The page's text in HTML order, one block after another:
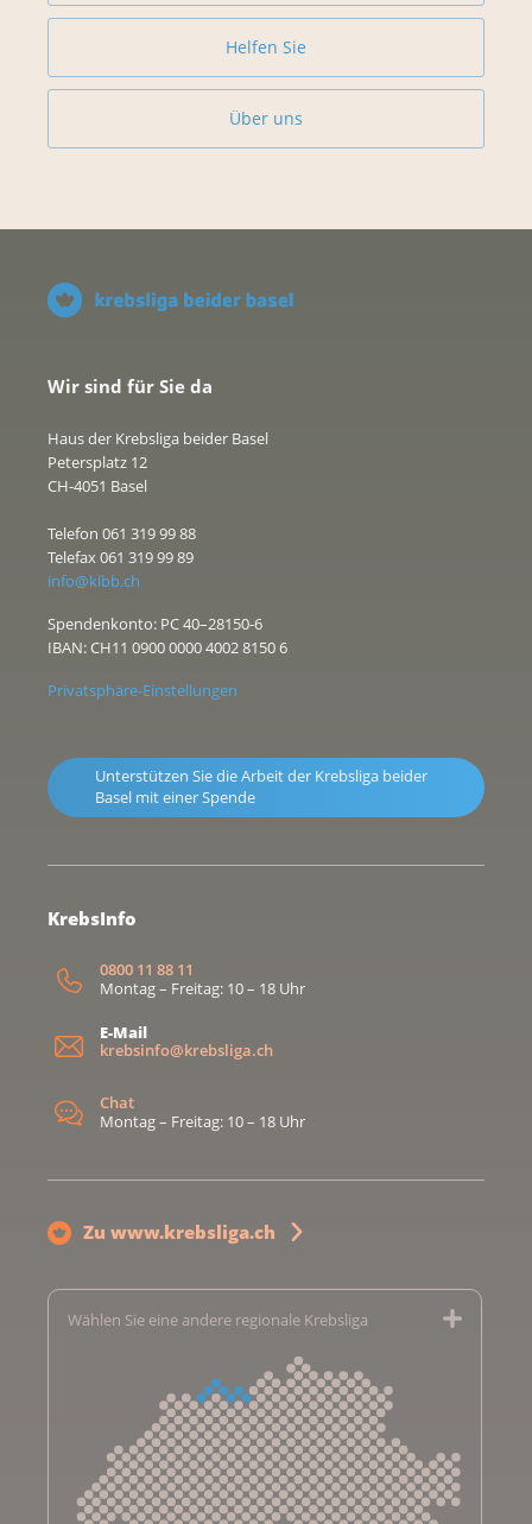
Helfen Sie
Über uns
Wir sind für Sie da
Haus der Krebsliga beider Basel
Petersplatz 12
CH-4051 Basel
Telefon 061 319 99 88
Telefax 061 319 99 89
info@klbb.ch
Spendenkonto: PC 40–28150-6
IBAN: CH11 0900 0000 4002 8150 6
Privatsphäre-Einstellungen
Unterstützen Sie die Arbeit der Krebsliga beider
Basel mit einer Spende
KrebsInfo
0800 11 88 11
Montag – Freitag: 10 – 18 Uhr
E-Mail
krebsinfo@krebsliga.ch
Chat
Montag – Freitag: 10 – 18 Uhr
Zu www.krebsliga.ch
Wählen Sie eine andere regionale Krebsliga